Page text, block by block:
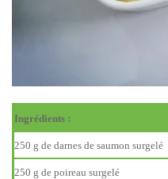
Ingrédients :
250 g de darnes de saumon surgelé
250 g de poireau surgelé